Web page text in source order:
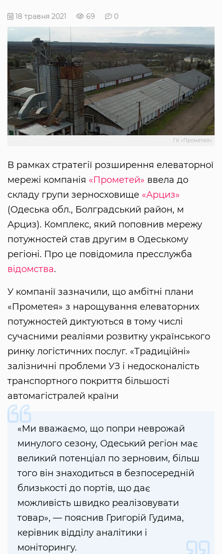
18 травня 2021 69 0
ГК «Прометей»
В рамках стратегії розширення елеваторної
мережі компанія «Прометей» ввела до
складу групи зерносховище «Арциз»
(Одеська обл., Болградський район, м
Арциз). Комплекс, який поповнив мережу
потужностей став другим в Одеському
регіоні. Про це повідомила пресслужба
відомства.
У компанії зазначили, що амбітні плани
«Прометея» з нарощування елеваторних
потужностей диктуються в тому числі
сучасними реаліями розвитку українського
ринку логістичних послуг. «Традиційні»
залізничні проблеми УЗ і недосконалість
транспортного покриття більшості
автомагістралей країни
«Ми вважаємо, що попри неврожай
минулого сезону, Одеський регіон має
великий потенціал по зерновим, більш
того він знаходиться в безпосередній
близькості до портів, що дає
можливість швидко реалізовувати
товар», — пояснив Григорій Гудима,
керівник відділу аналітики і
моніторингу.